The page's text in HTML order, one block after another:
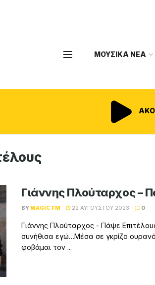
ΜΟΥΣΙΚΑ ΝΕΑ
Γιάννης Πλούταρχος –
BY MAGIC FM 22 ΑΥΓΟΎΣΤΟΥ 2023 0
Γιάννης Πλούταρχος - Πάψε
συνήθισα εγώ…Μέσα σε γκρίζο
φοβάμαι τον ...